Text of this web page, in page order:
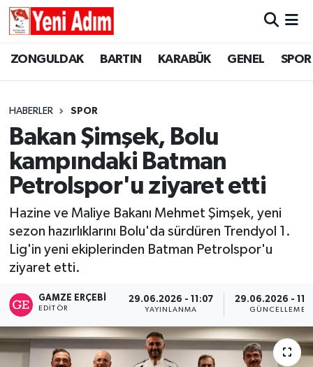
ZONGULDAK BARTIN KARABÜK GENEL SPOR
HABERLER SPOR
Bakan Şimşek, Bolu
kampındaki Batman
Petrolspor'u ziyaret etti
Hazine ve Maliye Bakanı Mehmet Şimşek, yeni
sezon hazırlıklarını Bolu'da sürdüren Trendyol 1.
Lig'in yeni ekiplerinden Batman Petrolspor'u
ziyaret etti.
GAMZE ERÇEBI
EDITÖR
29.06.2026 - 11:07
YAYINLANMA
29.06.2026 -
GÜNCELLEME
ZONGULDAK
GÜNCEL
SİYASET
RESMİ İLAN
ZONGULDAK
GENEL
SPOR
SİYASET
SAĞLIK
GÜNCEL
RESMİ İLAN
Zonguldak Hava Durumu
Süper Lig Puan Durumu ve Fikstür
Tüm Manşetler
Son Dakika Haberleri
Haber Arşivi